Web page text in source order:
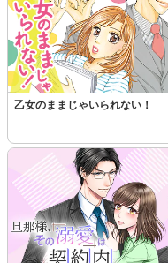
乙女のままじゃいられない！